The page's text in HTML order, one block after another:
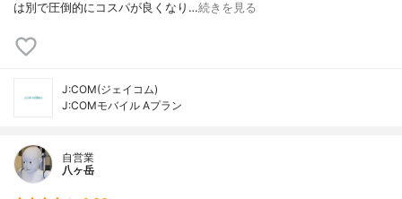
は別で圧倒的にコスパが良くなり…続きを見る
J:COM(ジェイコム)
J:COMモバイル Aプラン
自営業
八ヶ岳